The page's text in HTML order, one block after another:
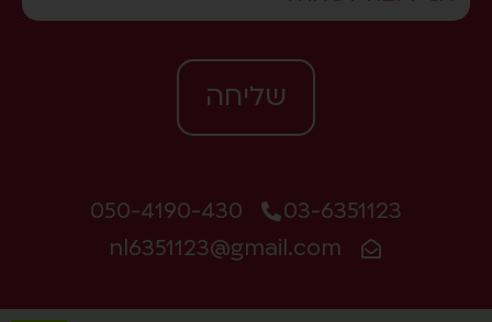
שליחה
03-6351123
050-4190-430
nl6351123@gmail.com